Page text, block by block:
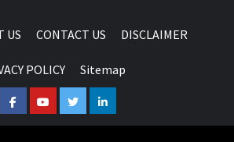
US CONTACT US DISCLAIMER
POLICY Sitemap
FacebookYoutubeTwitterLinkedin